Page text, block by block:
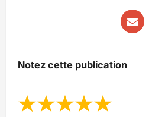
Notez cette publication
★★★★★